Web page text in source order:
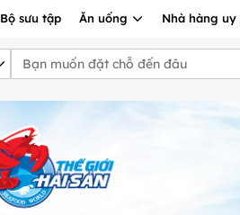
Bộ sưu tập Ăn uống Nhà hàng uy